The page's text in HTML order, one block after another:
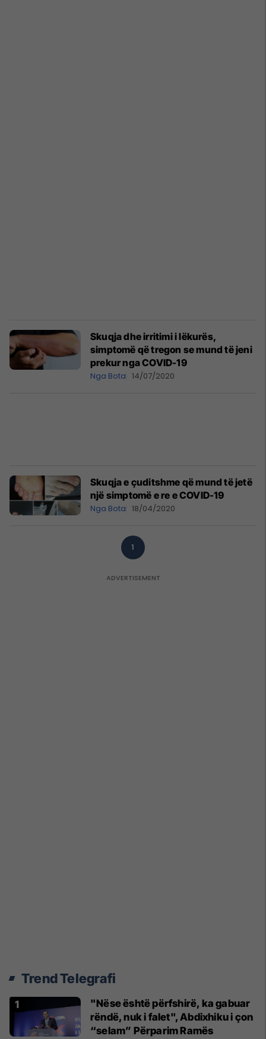
Skuqja dhe irritimi i lëkurës,
simptomë që tregon se mund të jeni
prekur nga COVID-19
Nga Bota 14/07/2020
Skuqja e çuditshme që mund të jetë
një simptomë e re e COVID-19
Nga Bota 18/04/2020
1
Trend Telegrafi
"Nëse është përfshirë, ka gabuar
rëndë, nuk i falet", Abdixhiku i çon
“selam” Përparim Ramës